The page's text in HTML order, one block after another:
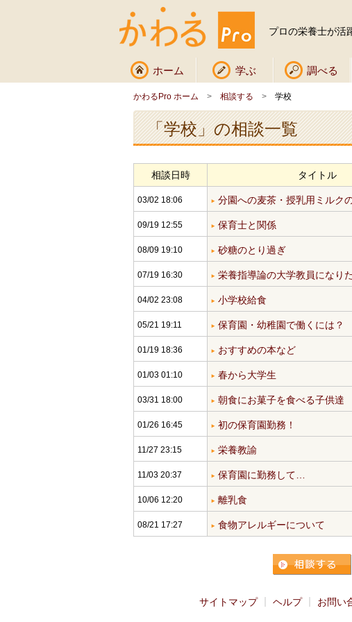
プロの栄養士が活
ホーム 学ぶ 調べる
かわるPro ホーム > 相談する > 学校
「学校」の相談一覧
相談日時 タイトル
03/02 18:06 分園への麦茶・授乳用ミルク
09/19 12:55 保育士と関係
08/09 19:10 砂糖のとり過ぎ
07/19 16:30 栄養指導論の大学教員になり
04/02 23:08 小学校給食
05/21 19:11 保育園・幼稚園で働くには？
01/19 18:36 おすすめの本など
01/03 01:10 春から大学生
03/31 18:00 朝食にお菓子を食べる子供達
01/26 16:45 初の保育園勤務！
11/27 23:15 栄養教諭
11/03 20:37 保育園に勤務して…
10/06 12:20 離乳食
08/21 17:27 食物アレルギーについて
サイトマップ ヘルプ お問い